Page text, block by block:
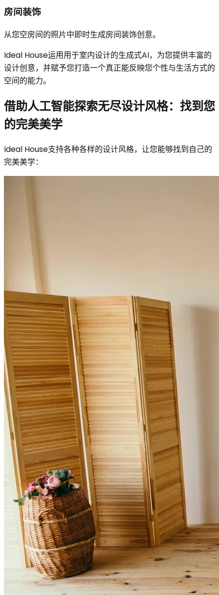
房间装饰
从您空房间的照片中即时生成房间装饰创意。
Ideal House运用用于室内设计的生成式AI，为您提供丰富的
设计创意，并赋予您打造一个真正能反映您个性与生活方式的
空间的能力。
借助人工智能探索无尽设计风格：找到您
的完美美学
Ideal House支持各种各样的设计风格，让您能够找到自己的
完美美学：